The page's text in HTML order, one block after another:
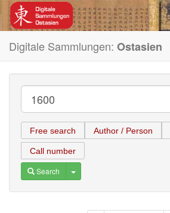
Digitale Sammlungen: Ostasien
Free search Author / Person
Call number
Search Toggle Dropdown